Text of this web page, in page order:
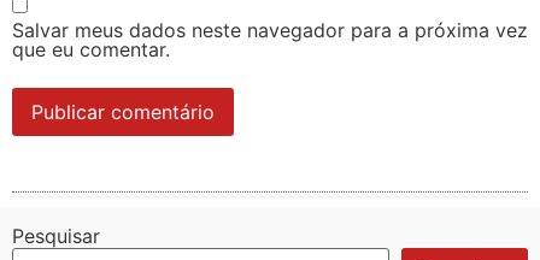
Salvar meus dados neste navegador para a próxima vez
que eu comentar.
Pesquisar